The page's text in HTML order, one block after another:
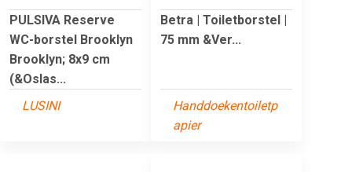
PULSIVA Reserve
WC-borstel Brooklyn
Brooklyn; 8x9 cm
(&Oslas...
LUSINI
Betra | Toiletborstel |
75 mm &Ver...
Handdoekentoiletp
apier